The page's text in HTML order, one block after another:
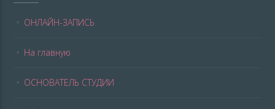
ОНЛАЙН-ЗАПИСЬ
На главную
ОСНОВАТЕЛЬ СТУДИИ